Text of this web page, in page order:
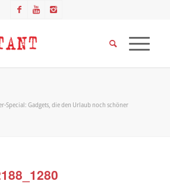
Special: Gadgets, die den Urlaub noch schöner